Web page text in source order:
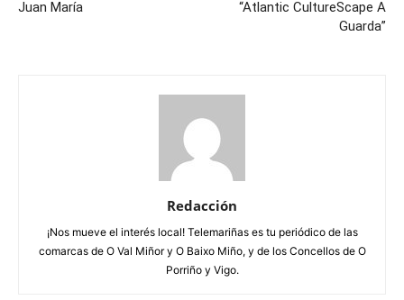
Juan María
“Atlantic CultureScape A
Guarda”
Redacción
¡Nos mueve el interés local! Telemariñas es tu periódico de las
comarcas de O Val Miñor y O Baixo Miño, y de los Concellos de O
Porriño y Vigo.